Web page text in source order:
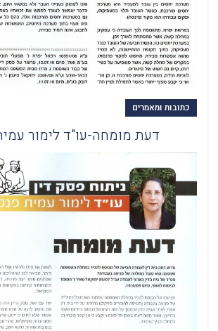
כתובות ומאמרים
דעת מומחה-עו"ד לימור